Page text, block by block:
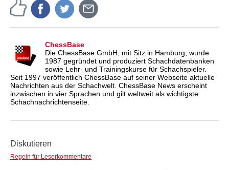
ChessBase
Die ChessBase GmbH, mit Sitz in Hamburg, wurde
1987 gegründet und produziert Schachdatenbanken
sowie Lehr- und Trainingskurse für Schachspieler.
Seit 1997 veröffentlich ChessBase auf seiner Webseite aktuelle
Nachrichten aus der Schachwelt. ChessBase News erscheint
inzwischen in vier Sprachen und gilt weltweit als wichtigste
Schachnachrichtenseite.
Diskutieren
Regeln für Leserkommentare